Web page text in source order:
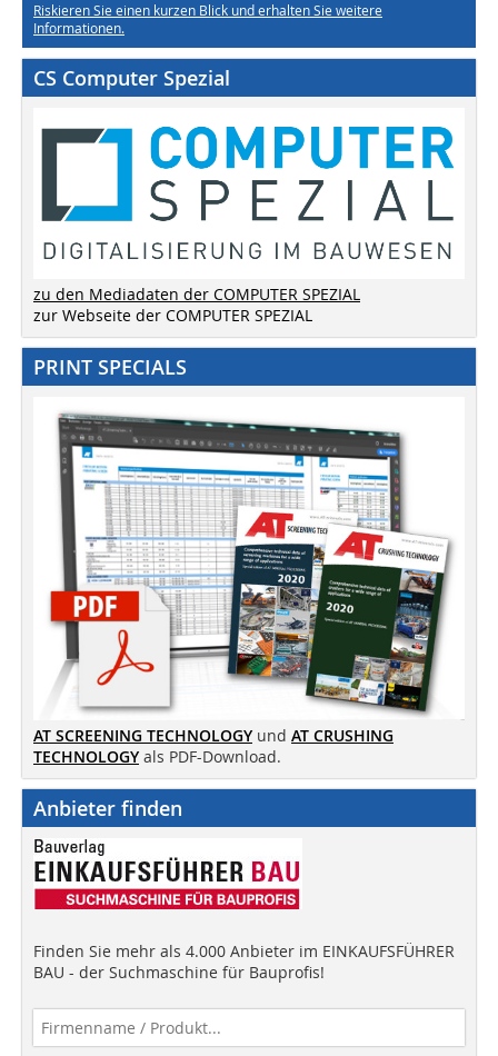
Riskieren Sie einen kurzen Blick und erhalten Sie weitere
Informationen.
CS Computer Spezial
zu den Mediadaten der COMPUTER SPEZIAL
zur Webseite der COMPUTER SPEZIAL
PRINT SPECIALS
AT SCREENING TECHNOLOGY und AT CRUSHING
TECHNOLOGY als PDF-Download.
Anbieter finden
Finden Sie mehr als 4.000 Anbieter im EINKAUFSFÜHRER
BAU - der Suchmaschine für Bauprofis!